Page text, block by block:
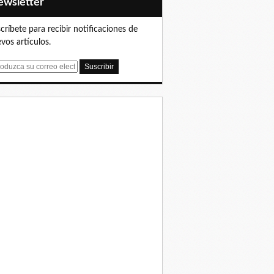
para recibir notificaciones de
artículos.